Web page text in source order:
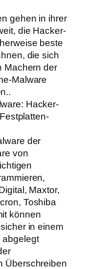
gehen in ihrer
die Hacker-
beste
die sich
Machern der
Malware
Hacker-
der
von
Maxtor,
Toshiba
können
in einem
abgelegt
Überschreiben